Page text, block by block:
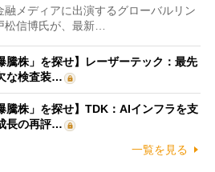
メディアに出演するグローバルリン
松信博氏が、最新…
騰株」を探せ】レーザーテック：最先
な検査装…
騰株」を探せ】TDK：AIインフラを支
長の再評…
一覧を見る